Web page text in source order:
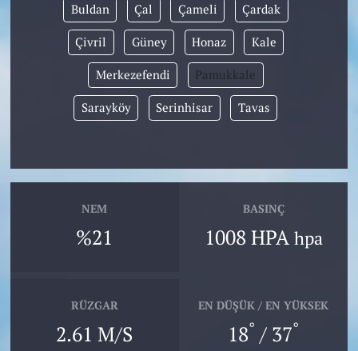
Buldan Çal Çameli Çardak
Çivril Güney Honaz Kale
Merkezefendi Pamukkale
Sarayköy Serinhisar Tavas
NEM
%21
BASINÇ
1008 HPA hpa
RÜZGAR
2.61 M/S
EN DÜŞÜK / EN YÜKSEK
18° / 37°